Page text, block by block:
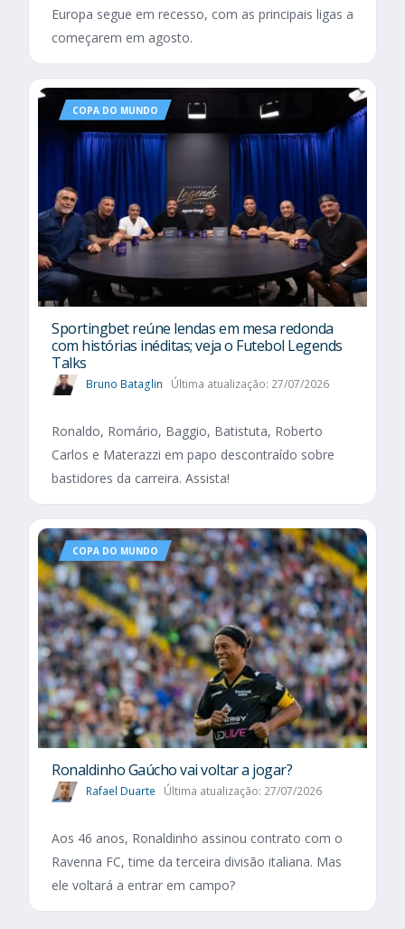
Europa segue em recesso, com as principais ligas a
começarem em agosto.
COPA DO MUNDO
Sportingbet reúne lendas em mesa redonda
com histórias inéditas; veja o Futebol Legends
Talks
Bruno Bataglin Última atualização: 27/07/2026
Ronaldo, Romário, Baggio, Batistuta, Roberto
Carlos e Materazzi em papo descontraído sobre
bastidores da carreira. Assista!
COPA DO MUNDO
Ronaldinho Gaúcho vai voltar a jogar?
Rafael Duarte Última atualização: 27/07/2026
Aos 46 anos, Ronaldinho assinou contrato com o
Ravenna FC, time da terceira divisão italiana. Mas
ele voltará a entrar em campo?